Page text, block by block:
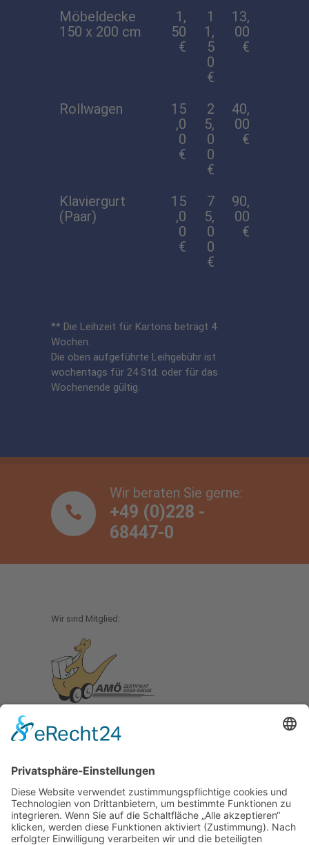
Möbeldecke
150 x 200 cm
1,
50
€
1
1,
5
0
€
13,
00
€
Rollwagen
15
,0
0
€
2
5,
0
0
€
40,
00
€
Klaviergurt
(Paar)
15
,0
0
€
7
5,
0
0
€
90,
00
€
** Die Leihzeit für Kartons beträgt 4
Wochen.
Die oben aufgeführte Leihgebühr ist
wochentags für 24 Std. oder für das
Wochenende gültig.
Wir beraten Sie gerne:
+49 (0)228 -
68447-0
Wir sind Mitglied:
© 2022 Zack GmbH